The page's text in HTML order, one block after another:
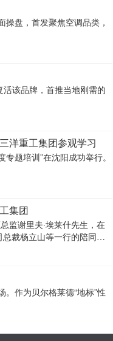
盘，首发聚焦空调品类，
活该品牌，首推当地刚需的
洋重工集团参观学习
题培训”在沈阳成功举行。
集团
监谢里夫·埃莱什先生，在
裁杨立山等一行的陪同
作为贝尔格莱德“地标”性